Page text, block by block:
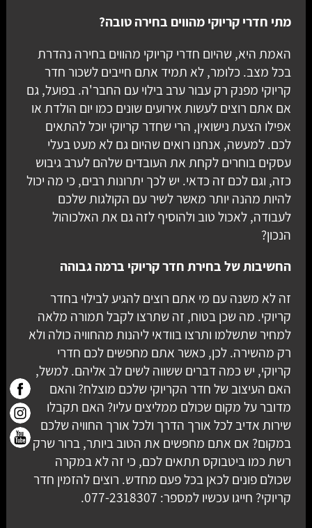
מתי חדרי קריוקי מהווים בחירה טובה?
האמת היא, שהיום חדרי קריוקי מהווים בחירה נהדרת
בכל מצב. כלומר, לא תמיד אתם חייבים לשכור חדר
קריוקי מפנק רק עבור ערב בילוי עם החבר'ה. בפועל, גם
אם אתם רוצים לעשות אירועים שונים כמו יום הולדת או
אפילו הצעת נישואין, הרי שחדר קריוקי יוכל להתאים
לכם. למעשה, אנחנו רואים שהיום גם לא מעט בעלי
עסקים בוחרים לקחת את העובדים שלהם לערב גיבוש
כזה, וגם לכם זה כדאי. יש לכך יתרונות רבים, כי מה יכול
להיות מהנה יותר מאשר לשיר עם הקולגות שלכם
לעבודה, לאכול טוב ולהוסיף לזה גם את האלכוהול
הנכון?
החשיבות של בחירת חדר קריוקי ברמה גבוהה
זה לא משנה עם מי אתם רוצים להגיע לבילוי בחדר
קריוקי. מה שכן בטוח, זה שתרצו לקבל תמורה מלאה
למחיר שתשלמו ותרצו בוודאי ליהנות מהחוויה כולה ולא
רק מהשירה. לכן, כאשר אתם מחפשים לכם חדרי
קריוקי, יש כמה דברים ששווה לשים לב אליהם. למשל,
האם העיצוב של חדר הקריוקי שלכם מוצלח? והאם
מדובר על מקום שכולם ממליצים עליו? האם תקבלו
שירות אדיב לכל אורך הדרך ולכל אורך החוויה שלכם
במקום? אם אתם מחפשים את הטוב ביותר, ברור שרק
רשת כמו ביטבוקס תתאים לכם, כי זה לא במקרה
שכולם פונים לכאן בכל פעם מחדש. רוצים להזמין חדר
קריוקי? חייגו עכשיו למספר: 077-2318307.